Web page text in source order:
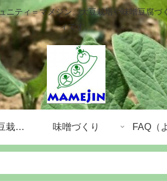
ティ＝マメジン。大豆栽培や味噌豆腐
ィです。
大豆の作り方（大豆栽培） 味噌づくり FAQ（